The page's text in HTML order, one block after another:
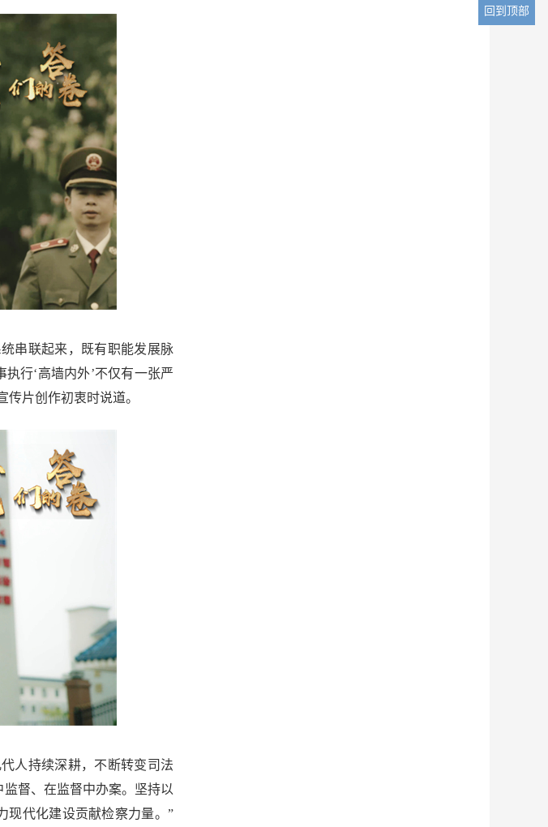
串联起来，既有职能发展脉
行‘高墙内外’不仅有一张严
传片创作初衷时说道。
人持续深耕，不断转变司法
监督、在监督中办案。坚持以
现代化建设贡献检察力量。”
回到顶部
回到顶部